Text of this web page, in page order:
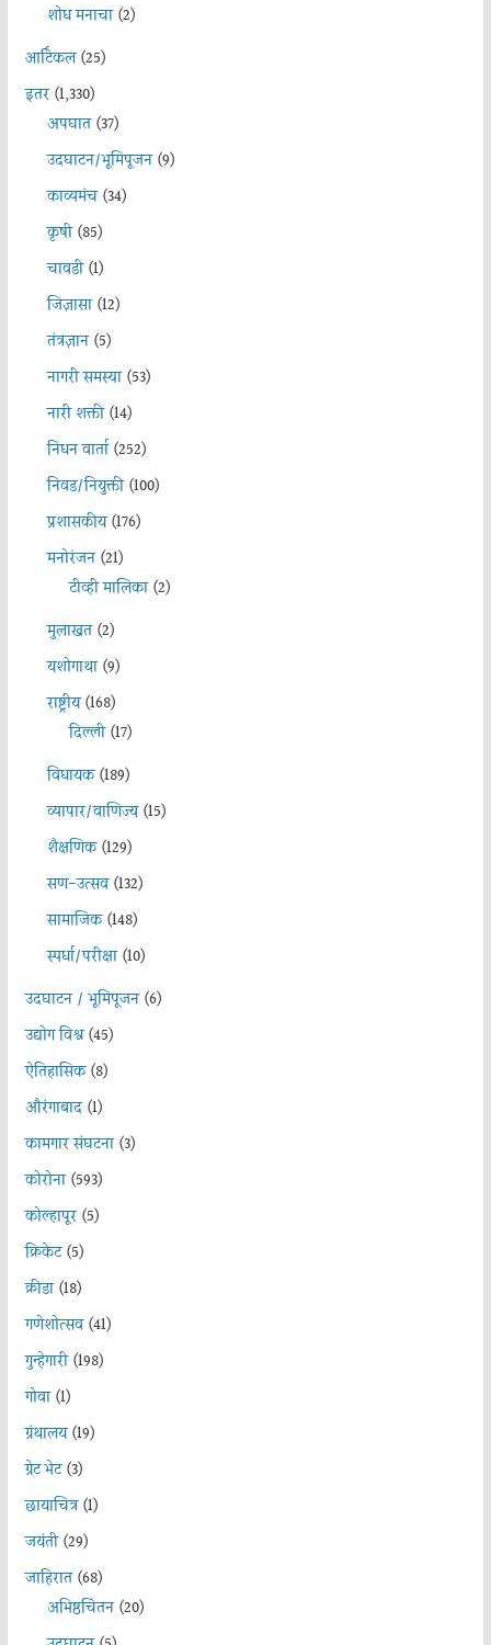
शोध मनाचा(2)
आर्टिकल(25)
इतर(1,330)
अपघात(37)
उदघाटन/भूमिपूजन(9)
काव्यमंच(34)
कृषी(85)
चावडी(1)
जिज्ञासा(12)
तंत्रज्ञान(5)
नागरी समस्या(53)
नारी शक्ती(14)
निधन वार्ता(252)
निवड/नियुक्ती(100)
प्रशासकीय(176)
मनोरंजन(21)
टीव्ही मालिका(2)
मुलाखत(2)
यशोगाथा(9)
राष्ट्रीय(168)
दिल्ली(17)
विधायक(189)
व्यापार/वाणिज्य(15)
शैक्षणिक(129)
सण-उत्सव(132)
सामाजिक(148)
स्पर्धा/परीक्षा(10)
उदघाटन / भूमिपूजन(6)
उद्योग विश्व(45)
ऐतिहासिक(8)
औरंगाबाद(1)
कामगार संघटना(3)
कोरोना(593)
कोल्हापूर(5)
क्रिकेट(5)
क्रीडा(18)
गणेशोत्सव(41)
गुन्हेगारी(198)
गोवा(1)
ग्रंथालय(19)
ग्रेट भेट(3)
छायाचित्र(1)
जयंती(29)
जाहिरात(68)
अभिष्ठचिंतन(20)